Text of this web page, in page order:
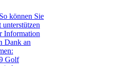
So können Sie
unterstützen
Information
Dank an
Golf